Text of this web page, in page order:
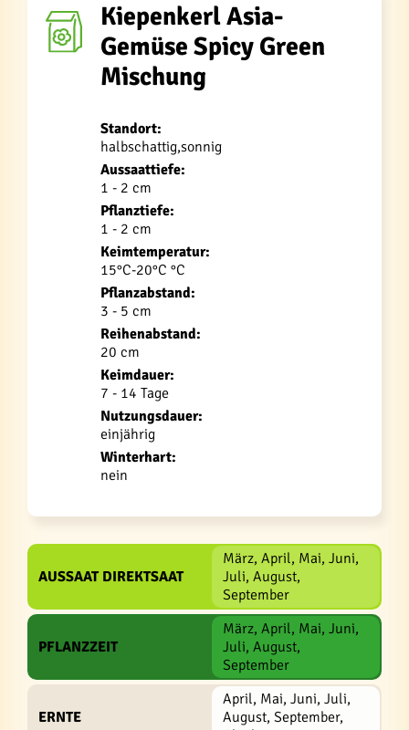
Kiepenkerl Asia-
Gemüse Spicy Green
Mischung
Standort:
halbschattig,sonnig
Aussaattiefe:
1 - 2 cm
Pflanztiefe:
1 - 2 cm
Keimtemperatur:
15°C-20°C °C
Pflanzabstand:
3 - 5 cm
Reihenabstand:
20 cm
Keimdauer:
7 - 14 Tage
Nutzungsdauer:
einjährig
Winterhart:
nein
AUSSAAT DIREKTSAAT
März, April, Mai, Juni,
Juli, August,
September
PFLANZZEIT
März, April, Mai, Juni,
Juli, August,
September
ERNTE
April, Mai, Juni, Juli,
August, September,